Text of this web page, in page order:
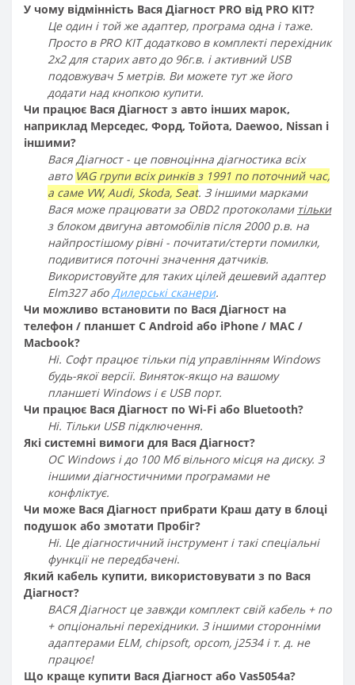
У чому відмінність Вася Діагност PRO від PRO KIT?
Це один і той же адаптер, програма одна і таже.
Просто в PRO KIT додатково в комплекті перехідник
2х2 для старих авто до 96г.в. і активний USB
подовжувач 5 метрів. Ви можете тут же його
додати над кнопкою купити.
Чи працює Вася Діагност з авто інших марок,
наприклад Мерседес, Форд, Тойота, Daewoo, Nissan і
іншими?
Вася Діагност - це повноцінна діагностика всіх
авто VAG групи всіх ринків з 1991 по поточний час,
а саме VW, Audi, Skoda, Seat. З іншими марками
Вася може працювати за OBD2 протоколами тільки
з блоком двигуна автомобілів після 2000 р.в. на
найпростішому рівні - почитати/стерти помилки,
подивитися поточні значення датчиків.
Використовуйте для таких цілей дешевий адаптер
Elm327 або Дилерські сканери.
Чи можливо встановити по Вася Діагност на
телефон / планшет C Android або iPhone / MAC /
Macbook?
Ні. Софт працює тільки під управлінням Windows
будь-якої версії. Виняток-якщо на вашому
планшеті Windows і є USB порт.
Чи працює Вася Діагност по Wi-Fi або Bluetooth?
Ні. Тільки USB підключення.
Які системні вимоги для Вася Діагност?
ОС Windows і до 100 Мб вільного місця на диску. З
іншими діагностичними програмами не
конфліктує.
Чи може Вася Діагност прибрати Краш дату в блоці
подушок або змотати Пробіг?
Ні. Це діагностичний інструмент і такі спеціальні
функції не передбачені.
Який кабель купити, використовувати з по Вася
Діагност?
ВАСЯ Діагност це завжди комплект свій кабель + по
+ опціональні перехідники. З іншими сторонніми
адаптерами ELM, chipsoft, opcom, j2534 і т. д. не
працює!
Що краще купити Вася Діагност або Vas5054a?